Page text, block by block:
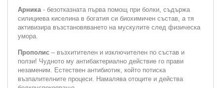
Арника - безотказната първа помощ при болки, съдържа
силициева киселина в богатия си биохимичен състав, а тя
активизира възстановяването на мускулите след физическа
умора.
Прополис – възхитителен и изключителен по състав и
ползи! Чудното му антибактериално действие го прави
незаменим. Естествен антибиотик, който потиска
възпалителните процеси. Намалява отоците и действа